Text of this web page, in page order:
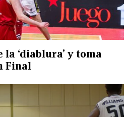
‘diablura’ y toma
Final